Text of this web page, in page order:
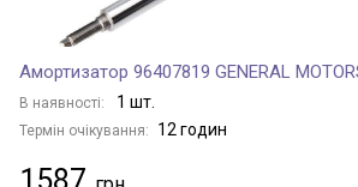
Амортизатор 96407819 GENERAL
В наявності: 1 шт.
Термін очікування: 12 годин